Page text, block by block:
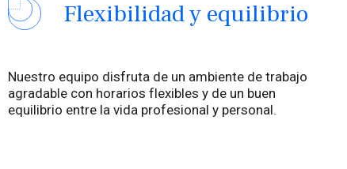
Flexibilidad y equilibrio
Nuestro equipo disfruta de un ambiente de trabajo
agradable con horarios flexibles y de un buen
equilibrio entre la vida profesional y personal.